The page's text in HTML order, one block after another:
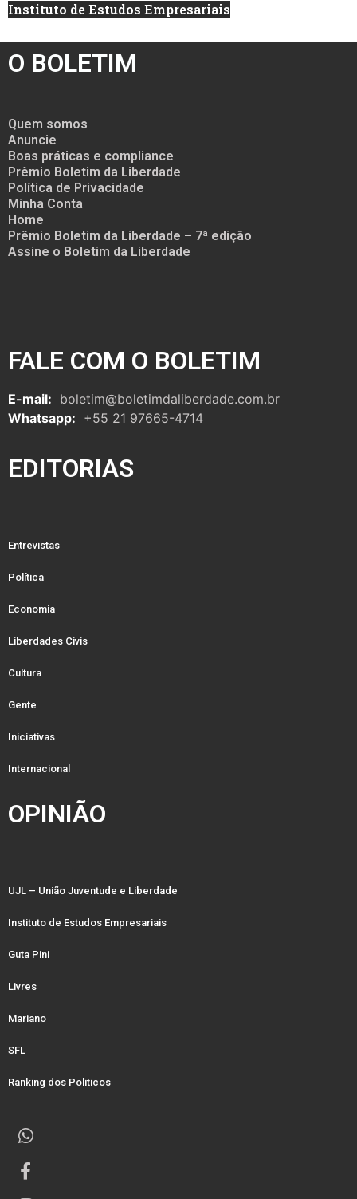
Instituto de Estudos Empresariais
O BOLETIM
Quem somos
Anuncie
Boas práticas e compliance
Prêmio Boletim da Liberdade
Política de Privacidade
Minha Conta
Home
Prêmio Boletim da Liberdade – 7ª edição
Assine o Boletim da Liberdade
FALE COM O BOLETIM
E-mail: boletim@boletimdaliberdade.com.br
Whatsapp: +55 21 97665-4714
EDITORIAS
Entrevistas
Política
Economia
Liberdades Civis
Cultura
Gente
Iniciativas
Internacional
OPINIÃO
UJL – União Juventude e Liberdade
Instituto de Estudos Empresariais
Guta Pini
Livres
Mariano
SFL
Ranking dos Politicos